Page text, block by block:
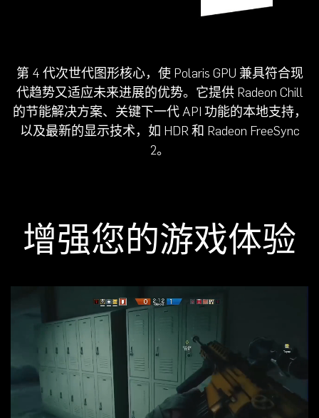
第 4 代次世代图形核心，使 Polaris GPU 兼具符合现
代趋势又适应未来进展的优势。它提供 Radeon Chill
的节能解决方案、关键下一代 API 功能的本地支持，
以及最新的显示技术，如 HDR 和 Radeon FreeSync
2。
增强您的游戏体验